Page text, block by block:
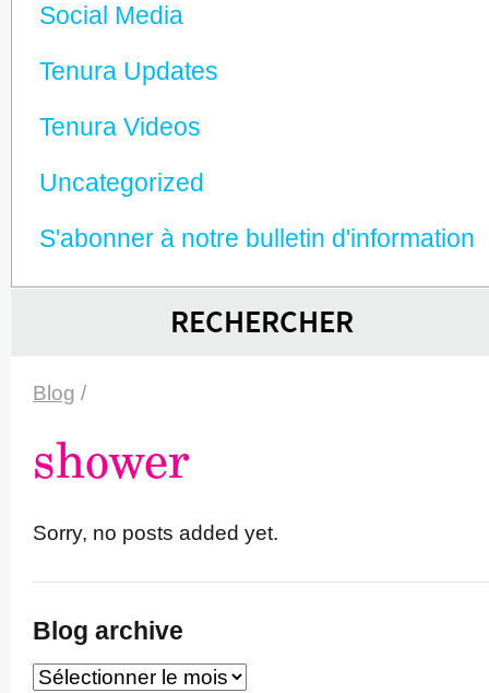
Social Media
Tenura Updates
Tenura Videos
Unca­tego­rized
S'abonner à notre bulletin d'information
RECHERCHER
Blog /
shower
Sorry, no posts added yet.
Blog archive